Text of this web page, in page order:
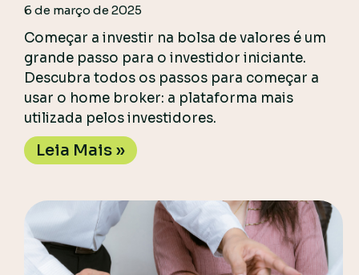
6 de março de 2025
Começar a investir na bolsa de valores é um
grande passo para o investidor iniciante.
Descubra todos os passos para começar a
usar o home broker: a plataforma mais
utilizada pelos investidores.
Leia Mais »